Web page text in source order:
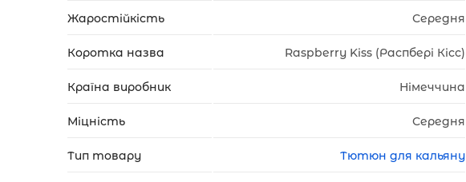
Жаростійкість Середня
Коротка назва Raspberry Kiss (Распбері Кісс)
Країна виробник Німеччина
Міцність Середня
Тип товару Тютюн для кальяну